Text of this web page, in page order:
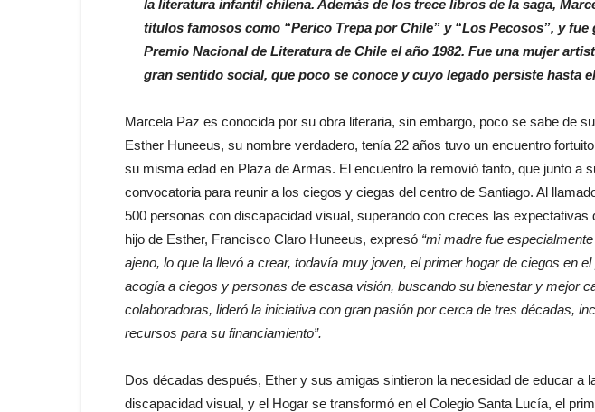
la literatura infantil chilena. Además de los trece libros de la saga,
títulos famosos como “Perico Trepa por Chile” y “Los Pecosos”, y fue
Premio Nacional de Literatura de Chile el año 1982. Fue una mujer
gran sentido social, que poco se conoce y cuyo legado persiste hasta
Marcela Paz es conocida por su obra literaria, sin embargo, poco se sabe de
Esther Huneeus, su nombre verdadero, tenía 22 años tuvo un encuentro
su misma edad en Plaza de Armas. El encuentro la removió tanto, que junto a
convocatoria para reunir a los ciegos y ciegas del centro de Santiago. Al
500 personas con discapacidad visual, superando con creces las expectativas
hijo de Esther, Francisco Claro Huneeus, expresó “mi madre fue
ajeno, lo que la llevó a crear, todavía muy joven, el primer hogar de ciegos en
acogía a ciegos y personas de escasa visión, buscando su bienestar y mejor
colaboradoras, lideró la iniciativa con gran pasión por cerca de tres décadas,
recursos para su financiamiento”.
Dos décadas después, Ether y sus amigas sintieron la necesidad de educar a
discapacidad visual, y el Hogar se transformó en el Colegio Santa Lucía, el